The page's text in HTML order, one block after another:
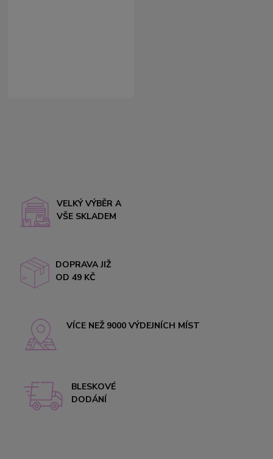
VELKÝ VÝBĚR A
VŠE SKLADEM
DOPRAVA JIŽ
OD 49 KČ
VÍCE NEŽ 9000 VÝDEJNÍCH MÍST
BLESKOVÉ
DODÁNÍ